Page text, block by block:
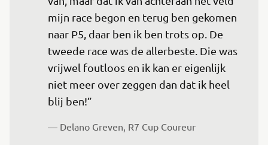
mijn race begon en terug ben gekomen
naar P5, daar ben ik ben trots op. De
tweede race was de allerbeste. Die was
vrijwel foutloos en ik kan er eigenlijk
niet meer over zeggen dan dat ik heel
blij ben!”
— Delano Greven, R7 Cup Coureur